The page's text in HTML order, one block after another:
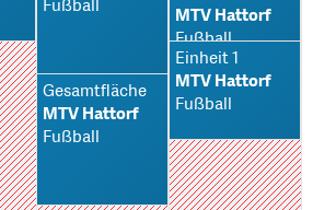
Fußball
Gesamtfläche
MTV Hattorf
Fußball
MTV Hattorf
Fußball
Einheit 1
MTV Hattorf
Fußball